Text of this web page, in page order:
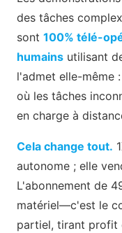
des tâches
sont 100% télé-
humains utilisant
l'admet elle-même
où les tâches
en charge à
Cela change tout.
autonome ; elle
L'abonnement de
matériel—c'est le
partiel, tirant profit